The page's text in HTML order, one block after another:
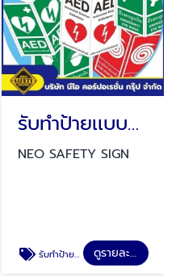
รับทำป้ายเเบบพับทรงสามเหลี่ยม
NEO SAFETY SIGN
รับทำป้ายป้ายเเบบพับทรงสามเหลี่ยม ป้ายสวมถังดับเพลิง ป้ายสายดับเพลิง ป้ายล้างตาฉุกเฉิน ดูรายละเอียด